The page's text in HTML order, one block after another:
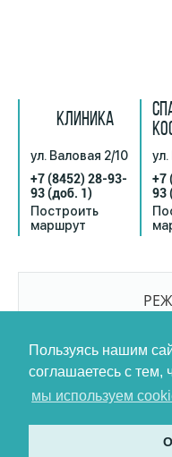
Пользуясь нашим
соглашаетесь с тем,
мы используем
КЛИНИКА
ул. Валовая 2/10
+7 (8452) 28-93-
93(доб. 1)
Построить
маршрут
+7
93
БЕЗ